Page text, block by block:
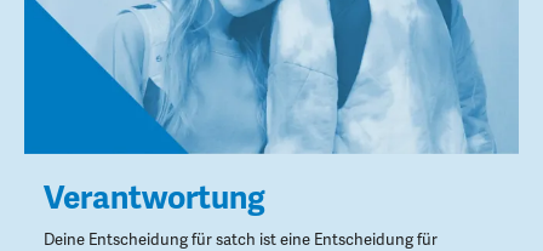
Verantwortung
Deine Entscheidung für satch ist eine Entscheidung für